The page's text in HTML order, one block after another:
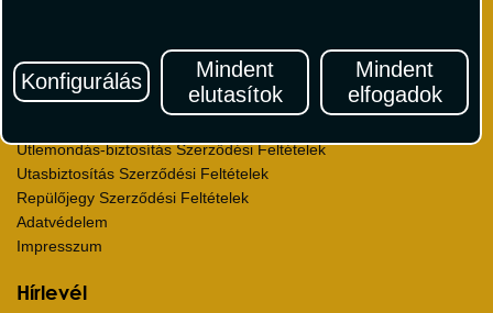
Konfigurálás
Mindent
elutasítok
Mindent
elfogadok
Környezettudatosság
Útlemondás-biztosítás Szerződési Feltételek
Utasbiztosítás Szerződési Feltételek
Repülőjegy Szerződési Feltételek
Adatvédelem
Impresszum
Hírlevél